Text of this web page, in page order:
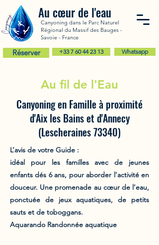
Au cœur de l'eau
Canyoning dans le Parc Naturel
Régional du Massif des Bauges -
Savoie - France
Réserver +33 7 60 44 23 13 Whatsapp
Au fil de l'Eau
Canyoning en Famille à proximité
d'Aix les Bains et d'Annecy
(Lescheraines 73340)
L’avis de votre Guide :
idéal pour les familles avec de jeunes
enfants dés 6 ans, pour aborder l’activité en
douceur. Une promenade au cœur de l’eau,
ponctuée de jeux aquatiques, de petits
sauts et de toboggans.
Aquarando Randonnée aquatique